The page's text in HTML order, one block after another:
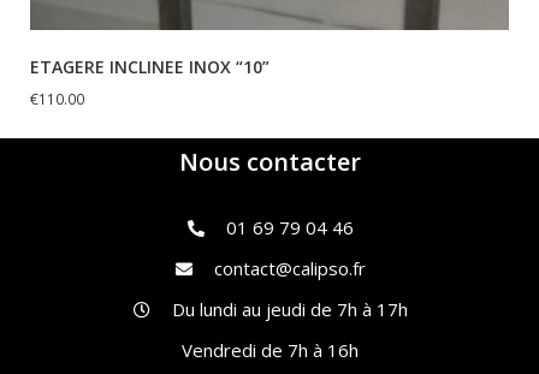
ETAGERE INCLINEE INOX “10”
€110.00
Nous contacter
01 69 79 04 46
contact@calipso.fr
Du lundi au jeudi de 7h à 17h
Vendredi de 7h à 16h